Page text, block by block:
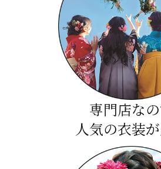
専門店な
人気の衣装